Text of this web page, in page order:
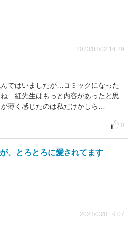
2023/03/02 14:29
ではいましたが…コミックになった
…紅先生はもっと内容があったと思
薄く感じたのは私だけかしら…
0
、とろとろに愛されてます
2023/03/01 9:07